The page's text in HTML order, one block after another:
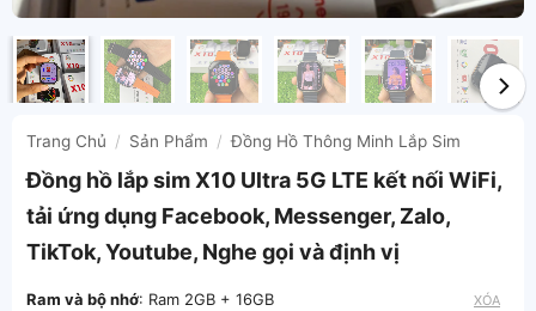
Trang Chủ / Sản Phẩm / Đồng Hồ Thông Minh Lắp Sim
Đồng hồ lắp sim X10 Ultra 5G LTE kết nối WiFi,
tải ứng dụng Facebook, Messenger, Zalo,
TikTok, Youtube, Nghe gọi và định vị
Ram và bộ nhớ: Ram 2GB + 16GB XÓA